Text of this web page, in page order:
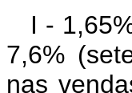
I -
7,6%
nas